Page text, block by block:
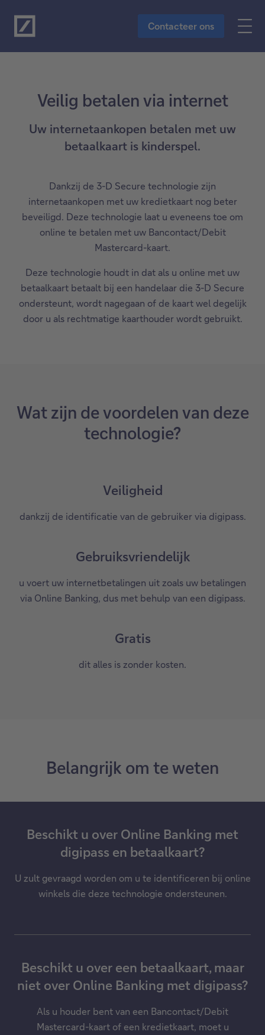
Naar de hoofdinhoud
Contacteer ons
Veilig betalen via internet
Uw internetaankopen betalen met uw
betaalkaart is kinderspel.
Dankzij de 3-D Secure technologie zijn
internetaankopen met uw kredietkaart nog beter
beveiligd. Deze technologie laat u eveneens toe om
online te betalen met uw Bancontact/Debit
Mastercard-kaart.
Deze technologie houdt in dat als u online met uw
betaalkaart betaalt bij een handelaar die 3-D Secure
ondersteunt, wordt nagegaan of de kaart wel degelijk
door u als rechtmatige kaarthouder wordt gebruikt.
Wat zijn de voordelen van deze
technologie?
Veiligheid
dankzij de identificatie van de gebruiker via digipass.
Gebruiksvriendelijk
u voert uw internetbetalingen uit zoals uw betalingen
via Online Banking, dus met behulp van een digipass.
Gratis
dit alles is zonder kosten.
Belangrijk om te weten
Beschikt u over Online Banking met
digipass en betaalkaart?
U zult gevraagd worden om u te identificeren bij online
winkels die deze technologie ondersteunen.
Beschikt u over een betaalkaart, maar
niet over Online Banking met digipass?
Als u houder bent van een Bancontact/Debit
Mastercard-kaart of een kredietkaart, moet u